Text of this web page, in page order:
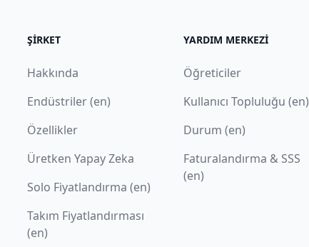
ŞIRKET
Hakkında
Endüstriler (en)
Özellikler
Üretken Yapay Zeka
Solo Fiyatlandırma (en)
Takım Fiyatlandırması
(en)
YARDIM MERKEZI
Öğreticiler
Kullanıcı Topluluğu (en)
Durum (en)
Faturalandırma & SSS
(en)